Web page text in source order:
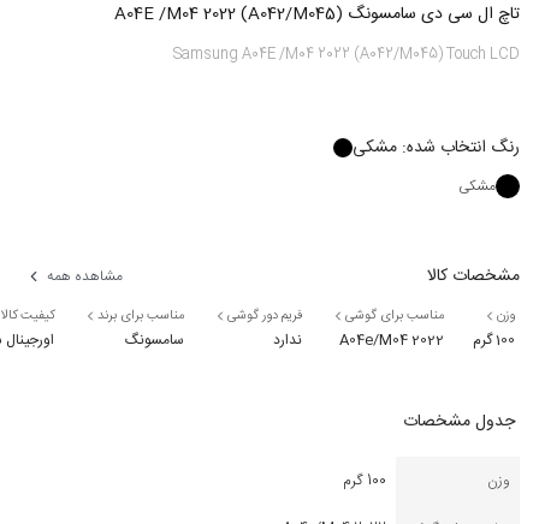
تاچ ال سی دی سامسونگ A04E /M04 2022 (A042/M045)
Samsung A04E /M04 2022 (A042/M045) Touch LCD
رنگ انتخاب شده: مشکی
مشکی
مشخصات کالا مشاهده همه
وزن
100 گرم
مناسب برای گوشی
A04e/M04 2022
فریم دور گوشی
ندارد
مناسب برای برند
سامسونگ
کیفیت کالا
جدول مشخصات
وزن
100 گرم